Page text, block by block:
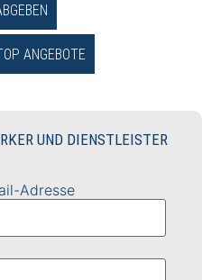
ANGEBOTE
UND DIENSTLEISTER
Adresse